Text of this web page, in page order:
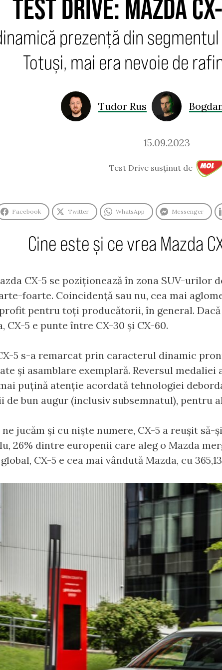
TEST DRIVE: MAZDA
prezență din
Totuși, mai era nevoie de
Tudor Rus
15.09.2023
Test Drive susținut de
Facebook Twitter WhatsApp Messenger
Cine este și ce vrea Mazda
CX-5 se poziționează în zona SUV-urilor
foarte. Coincidență sau nu, cea mai
pentru toți producătorii, în general.
CX-5 e punte între CX-30 și CX-60.
5 s-a remarcat prin caracterul dinamic
și asamblare exemplară. Reversul medaliei
puțină atenție acordată tehnologiei
de bun augur (inclusiv subsemnatul), pentru
ne jucăm și cu niște numere, CX-5 a reușit să-
26% dintre europenii care aleg o Mazda
CX-5 e cea mai vândută Mazda, cu